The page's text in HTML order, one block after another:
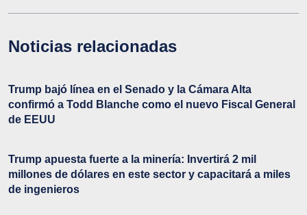
Noticias relacionadas
Trump bajó línea en el Senado y la Cámara Alta
confirmó a Todd Blanche como el nuevo Fiscal General
de EEUU
Trump apuesta fuerte a la minería: Invertirá 2 mil
millones de dólares en este sector y capacitará a miles
de ingenieros